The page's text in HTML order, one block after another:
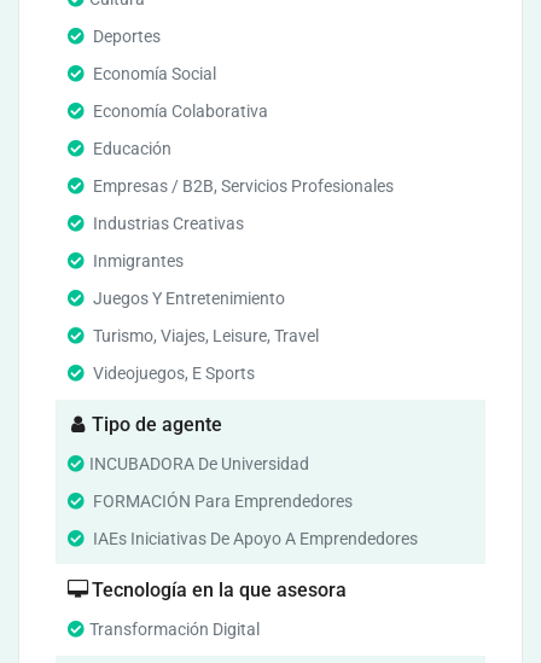
Deportes
Economía Social
Economía Colaborativa
Educación
Empresas / B2B, Servicios Profesionales
Industrias Creativas
Inmigrantes
Juegos Y Entretenimiento
Turismo, Viajes, Leisure, Travel
Videojuegos, E Sports
Tipo de agente
INCUBADORA De Universidad
FORMACIÓN Para Emprendedores
IAEs Iniciativas De Apoyo A Emprendedores
Tecnología en la que asesora
Transformación Digital